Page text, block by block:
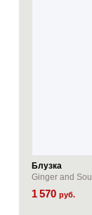
Блузка
Ginger and Soul
1570 руб.